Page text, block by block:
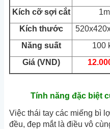
Kích cỡ sợi cắt
Kích thước
Năng suất
100
Giá (VND)
Tính năng đặc biệt
Việc thái tay các miếng bì
đều, đẹp mắt là điều vô